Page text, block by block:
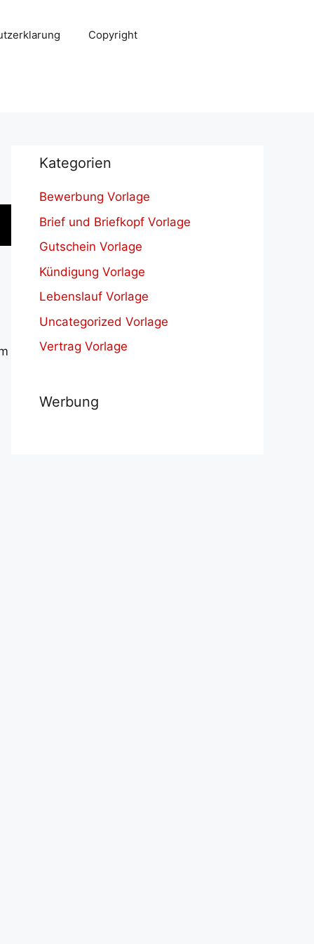
Copyright
Kategorien
Bewerbung Vorlage
Brief und Briefkopf Vorlage
Gutschein Vorlage
Kündigung Vorlage
Lebenslauf Vorlage
Uncategorized Vorlage
Vertrag Vorlage
Werbung